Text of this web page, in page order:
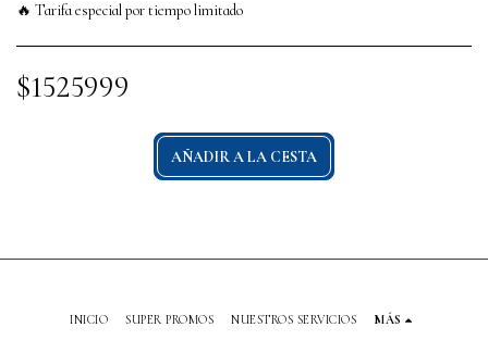
🔥 Tarifa especial por tiempo limitado
$1525999
AÑADIR A LA CESTA
INICIO SUPER PROMOS NUESTROS SERVICIOS MÁS